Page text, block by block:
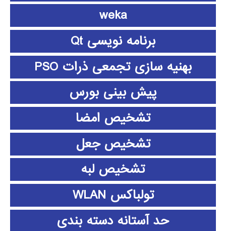
weka
برنامه نویسی Qt
بهنیه سازی تجمعی ذرات PSO
پیش بینی بورس
تشخیص امضا
تشخیص جعل
تشخیص لبه
تولباکس WLAN
حد آستانه دسته بندی